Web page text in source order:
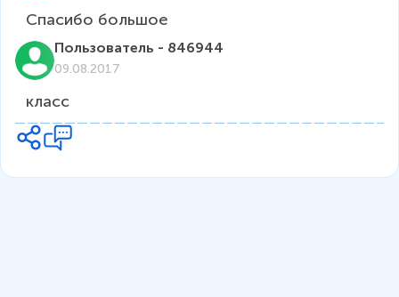
Спасибо большое
Пользователь - 846944
09.08.2017
класс